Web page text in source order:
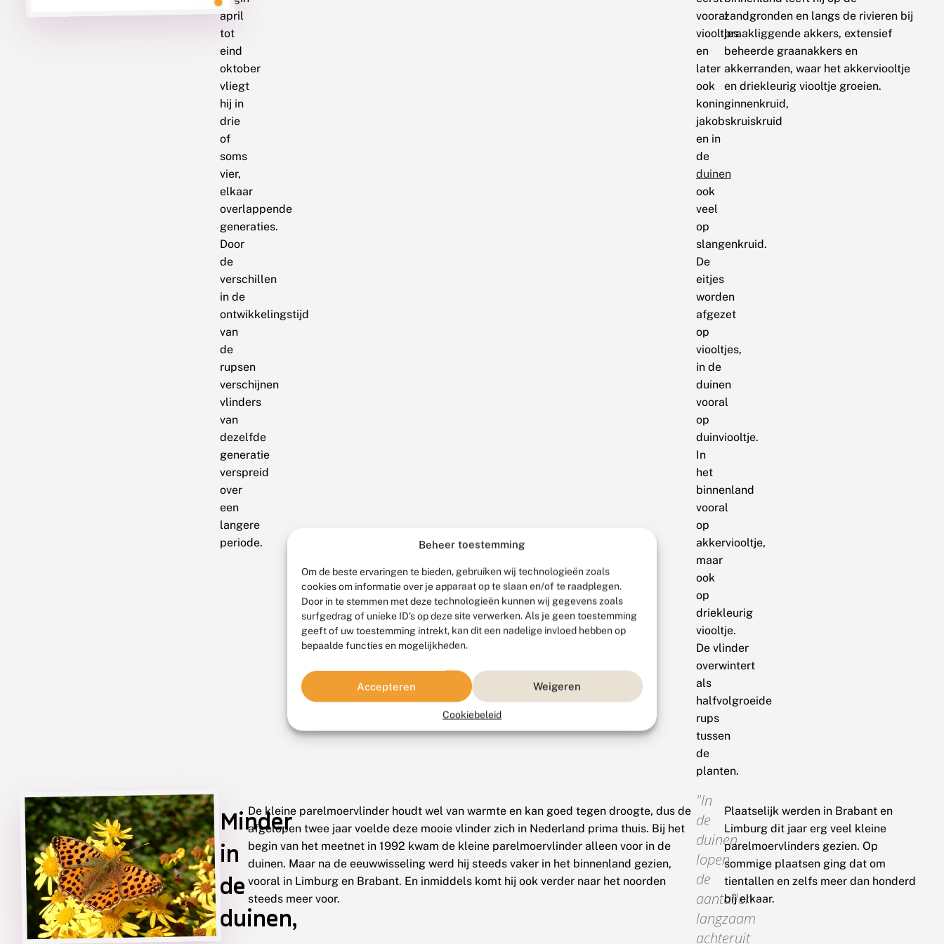
Beheer toestemming
Om de beste ervaringen te bieden, gebruiken wij technologieën zoals
cookies om informatie over je apparaat op te slaan en/of te raadplegen.
Door in te stemmen met deze technologieën kunnen wij gegevens zoals
surfgedrag of unieke ID's op deze site verwerken. Als je geen toestemming
geeft of uw toestemming intrekt, kan dit een nadelige invloed hebben op
bepaalde functies en mogelijkheden.
Accepteren Weigeren
Cookiebeleid
april
tot
eind
oktober
vliegt
hij in
drie
of
soms
vier,
elkaar
overlappende
generaties.
Door
de
verschillen
in de
ontwikkelingstijd
van
de
rupsen
verschijnen
vlinders
van
dezelfde
generatie
verspreid
over
een
langere
periode.
vooral
viooltjes
en
later
ook
koninginnenkruid,
jakobskruiskruid
en in
de
duinen
ook
veel
op
slangenkruid.
De
eitjes
worden
afgezet
op
viooltjes,
in de
duinen
vooral
op
duinviooltje.
In
het
binnenland
vooral
op
akkerviooltje,
maar
ook
op
driekleurig
viooltje.
De vlinder
overwintert
als
halfvolgroeide
rups
tussen
de
planten.
zandgronden en langs de rivieren bij
braakliggende akkers, extensief
beheerde graanakkers en
akkerranden, waar het akkerviooltje
en driekleurig viooltje groeien.
Minder
in
de
duinen,
De kleine parelmoervlinder houdt wel van warmte en kan goed tegen droogte, dus de
afgelopen twee jaar voelde deze mooie vlinder zich in Nederland prima thuis. Bij het
begin van het meetnet in 1992 kwam de kleine parelmoervlinder alleen voor in de
duinen. Maar na de eeuwwisseling werd hij steeds vaker in het binnenland gezien,
vooral in Limburg en Brabant. En inmiddels komt hij ook verder naar het noorden
steeds meer voor.
In
de
duinen
lopen
de
aantallen
langzaam
achteruit
Plaatselijk werden in Brabant en
Limburg dit jaar erg veel kleine
parelmoervlinders gezien. Op
sommige plaatsen ging dat om
tientallen en zelfs meer dan honderd
bij elkaar.